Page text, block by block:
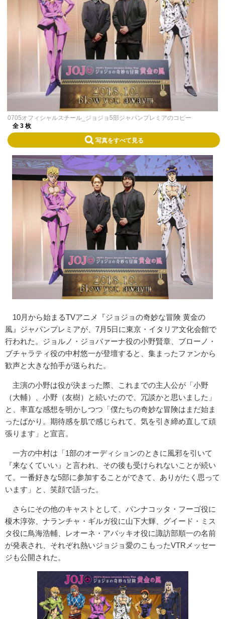
0705オフィシャルスチール_ジョジョ5部ジャパンプレミアのコピー
全 3 枚
写真をすべて見る
10月から始まるTVアニメ『ジョジョの奇妙な冒険 黄金の
風』ジャパンプレミアが、7月5日に東京・イタリア文化会館で
行われた。ジョルノ・ジョバァーナ役の小野賢章、ブローノ・
ブチャラティ役の中村悠一が登壇すると、集まったファンから
歓声と大きな拍手が送られた。
主演の小野は役が決まった際、これまでの主人公が「小野
（大輔）、小野（友樹）と続いたので、冗談かと思いました」
と、率直な感想を明かしつつ「僕たちの奇妙な冒険はまだ始ま
ったばかり。期待感を肌で感じられて、気を引き締め直して頑
張ります」と宣言。
一方の中村は「1部のオーディションのときに風邪を引いて
『来なくていい』と言われ、その後も受けられないことが続い
て。一番好きな5部に参加することができて、ありがたく思って
います」と、笑顔で語った。
さらにその他のキャストとして、パンナコッタ・フーゴ役に
榎木淳弥、ナランチャ・ギルガ役に山下大輝、グイード・ミス
タ役に鳥海浩輔、レオーネ・アバッキオ役に諏訪部順一の名前
が発表され、それぞれ熱いジョジョ愛のこもったVTRメッセー
ジも公開された。